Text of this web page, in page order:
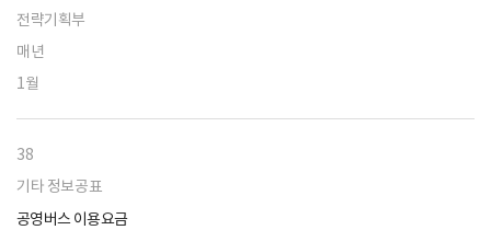
전략기획부
매년
1월
38
기타 정보공표
공영버스 이용요금